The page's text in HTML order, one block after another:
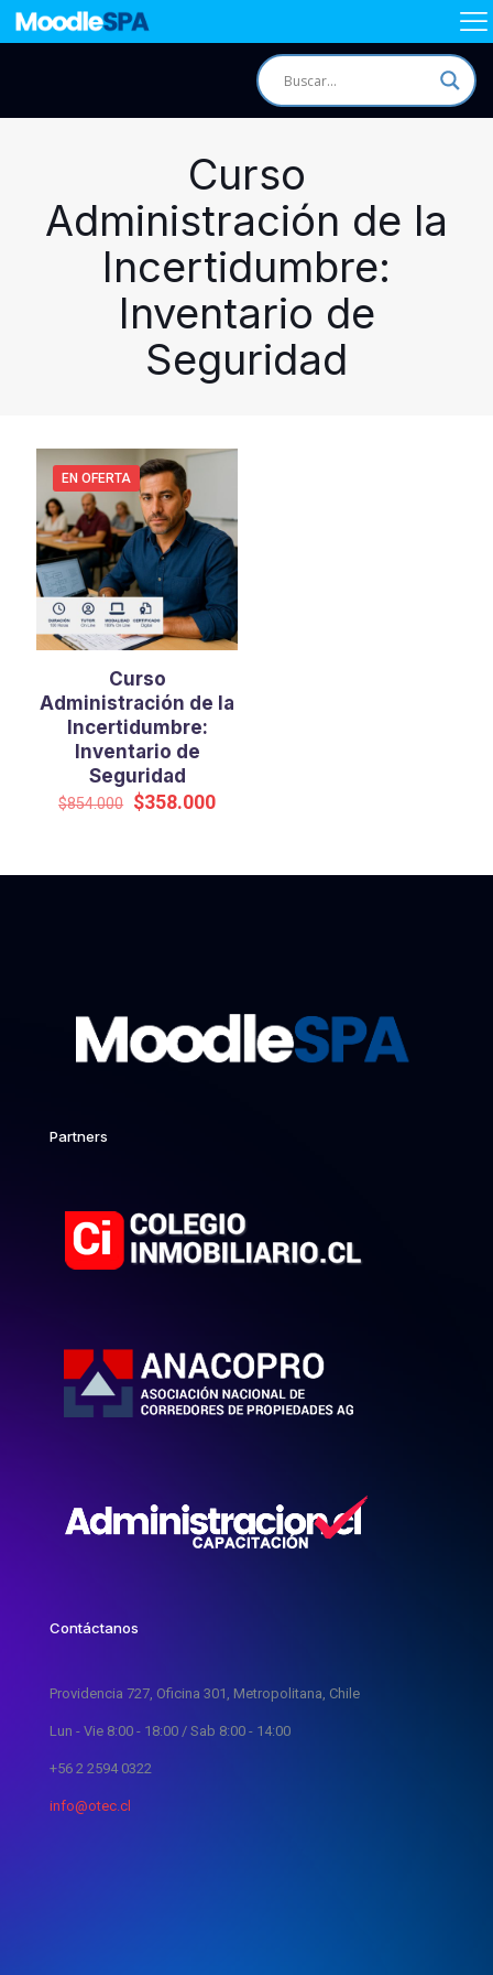
Curso
Administración de la
Incertidumbre:
Inventario de
Seguridad
EN OFERTA
Curso
Administración de la
Incertidumbre:
Inventario de
Seguridad
$854.000 El
$358.000El
Partners
Contáctanos
Providencia 727, Oficina 301, Metropolitana, Chile
Lun - Vie 8:00 - 18:00 / Sab 8:00 - 14:00
+56 2 2594 0322
info@otec.cl